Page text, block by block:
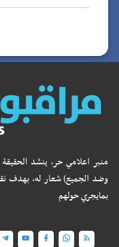
منبر اعلامي حر، ينشد
وضد الجميع) شعار له، بهدف
بمايجري حولهم